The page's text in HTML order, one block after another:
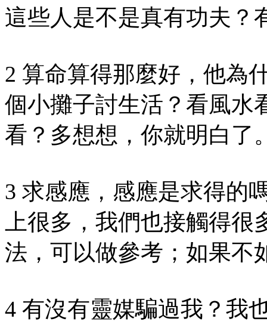
這些人是不是真有功夫？
2 算命算得那麼好，他為
個小攤子討生活？看風水
看？多想想，你就明白了
3 求感應，感應是求得的
上很多，我們也接觸得
法，可以做參考；如果不
4 有沒有靈媒騙過我？我